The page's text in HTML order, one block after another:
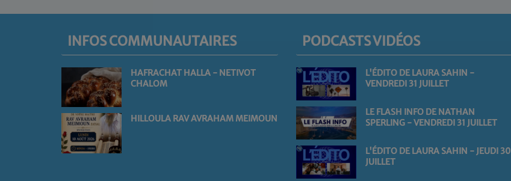
INFOS COMMUNAUTAIRES
HAFRACHAT HALLA - NETIVOT
CHALOM
HILLOULA RAV AVRAHAM MEIMOUN
PODCASTS VIDÉOS
L'ÉDITO DE LAURA SAHIN -
VENDREDI 31 JUILLET
LE FLASH INFO DE NATHAN
SPERLING - VENDREDI 31 JUILLET
L'ÉDITO DE LAURA SAHIN - JEUDI 30
JUILLET